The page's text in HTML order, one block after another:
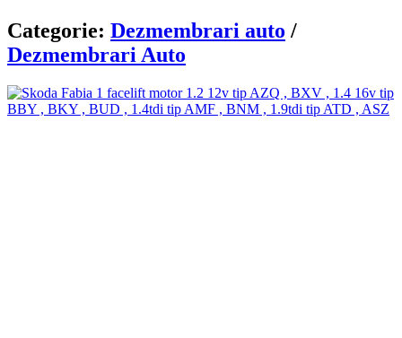
Categorie: Dezmembrari auto /
Dezmembrari Auto